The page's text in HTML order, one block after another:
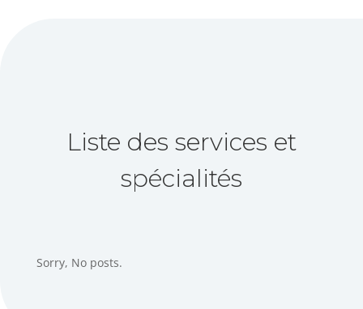
Liste des services et
spécialités
Sorry, No posts.